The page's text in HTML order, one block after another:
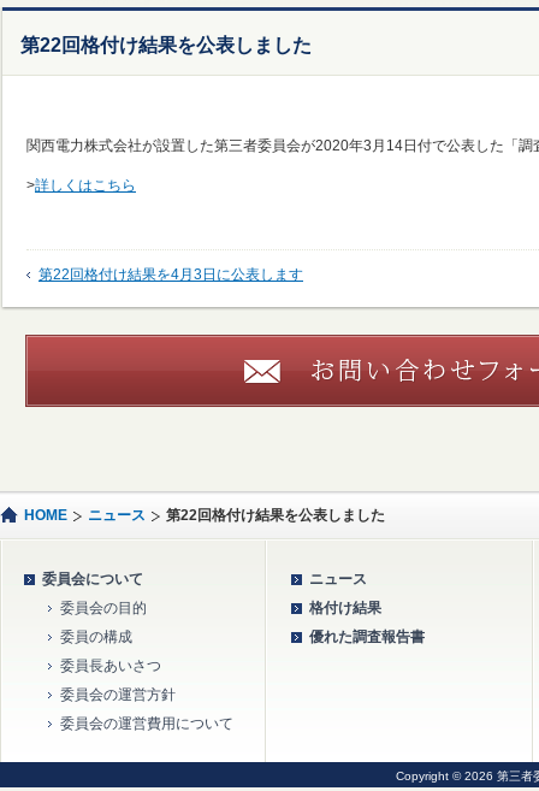
第22回格付け結果を公表しました
関西電力株式会社が設置した第三者委員会が2020年3月14日付で公表した「
>詳しくはこちら
第22回格付け結果を4月3日に公表します
HOME ニュース 第22回格付け結果を公表しました
委員会について
委員会の目的
委員の構成
委員長あいさつ
委員会の運営方針
委員会の運営費用について
ニュース
格付け結果
優れた調査報告書
Copyright © 2026 第三者